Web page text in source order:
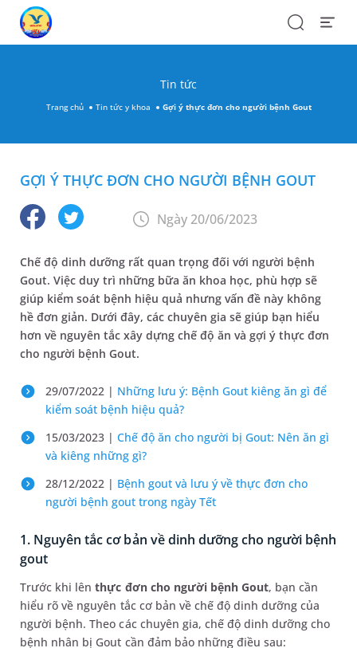
SearchOpen
Tin tức
Trang chủ Tin tức y khoa Gợi ý thực đơn cho người bệnh Gout
GỢI Ý THỰC ĐƠN CHO NGƯỜI BỆNH GOUT
Ngày 20/06/2023
Chế độ dinh dưỡng rất quan trọng đối với người bệnh
Gout. Việc duy trì những bữa ăn khoa học, phù hợp sẽ
giúp kiểm soát bệnh hiệu quả nhưng vấn đề này không
hề đơn giản. Dưới đây, các chuyên gia sẽ giúp bạn hiểu
hơn về nguyên tắc xây dựng chế độ ăn và gợi ý thực đơn
cho người bệnh Gout.
29/07/2022 | Những lưu ý: Bệnh Gout kiêng ăn gì để
kiểm soát bệnh hiệu quả?
15/03/2023 | Chế độ ăn cho người bị Gout: Nên ăn gì
và kiêng những gì?
28/12/2022 | Bệnh gout và lưu ý về thực đơn cho
người bệnh gout trong ngày Tết
1. Nguyên tắc cơ bản về dinh dưỡng cho người bệnh
gout
Trước khi lênthực đơn cho người bệnh Gout, bạn cần
hiểu rõ về nguyên tắc cơ bản về chế độ dinh dưỡng của
người bệnh. Theo các chuyên gia, chế độ dinh dưỡng cho
bệnh nhân bị Gout cần đảm bảo những điều sau: